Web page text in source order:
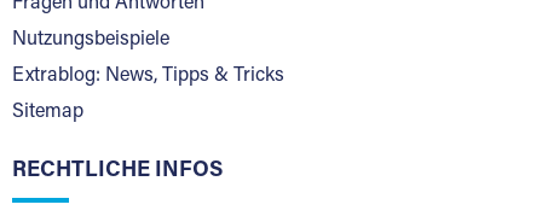
Nutzungsbeispiele
Extrablog: News, Tipps & Tricks
Sitemap
RECHTLICHE INFOS